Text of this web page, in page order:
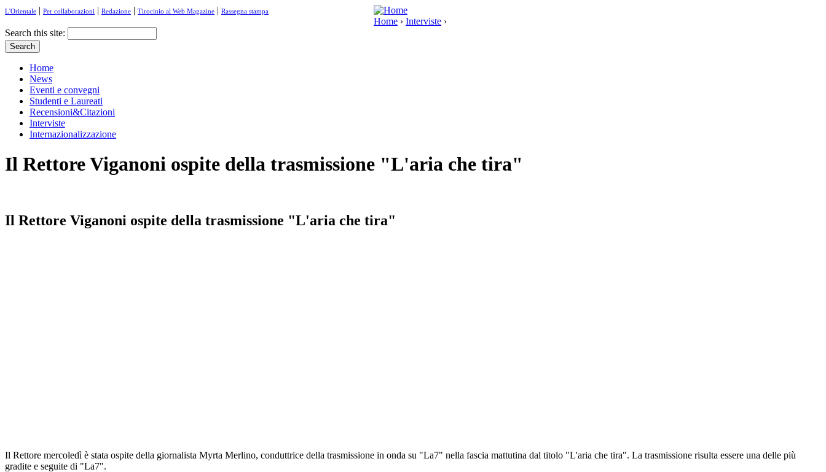
L'Orientale | Per collaborazioni | Redazione | Tirocinio al Web Magazine | Rassegna stampa
Home › Interviste ›
Search this site:
Home
News
Eventi e convegni
Studenti e Laureati
Recensioni&Citazioni
Interviste
Internazionalizzazione
Il Rettore Viganoni ospite della trasmissione "L'aria che tira"
Il Rettore Viganoni ospite della trasmissione "L'aria che tira"
Il Rettore mercoledì è stata ospite della giornalista Myrta Merlino, conduttrice della trasmissione in onda su "La7" nella fascia mattutina dal titolo "L'aria che tira". La trasmissione risulta essere una delle più
gradite e seguite di "La7".